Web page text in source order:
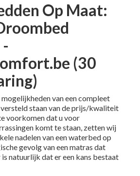
Op Maat:
(30
van eencompleet
staan van de prijs/kwaliteit
voorkomen dat u voor
komt te staan, zetten wij
nadelen van een waterbed op
gevolg van een matras dat
natuurlijk dat er een kans bestaat